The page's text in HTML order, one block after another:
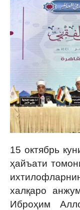
15 октябрь
ҳайъати
халқаро
Иброҳим